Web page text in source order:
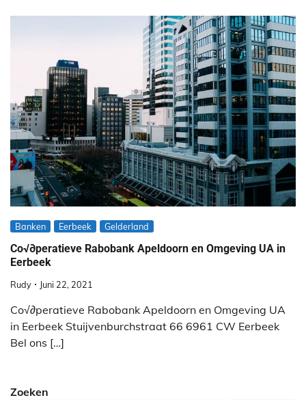
Banken Eerbeek Gelderland
Co√∂peratieve Rabobank Apeldoorn en Omgeving UA in
Eerbeek
Rudy Juni 22, 2021
Co√∂peratieve Rabobank Apeldoorn en Omgeving UA
in Eerbeek Stuijvenburchstraat 66 6961 CW Eerbeek
Bel ons […]
Zoeken